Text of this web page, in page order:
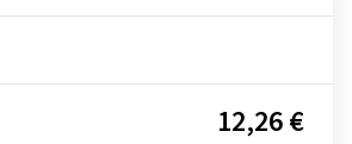
12,26 €